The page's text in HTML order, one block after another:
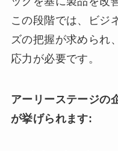
この段階では、ビジ
ズの把握が求められ
応力が必要です。
アーリーステージの
が挙げられます: